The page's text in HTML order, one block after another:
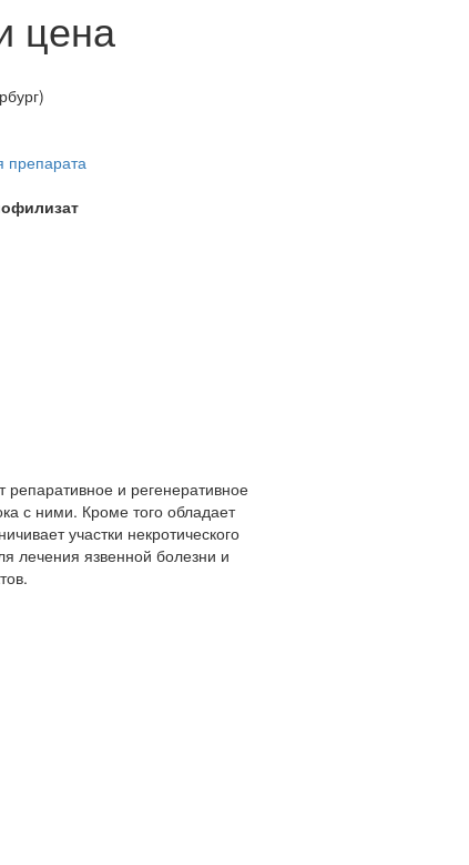
цена
препарата
и регенеративное
с ними. Кроме того обладает
участки некротического
лечения язвенной болезни и